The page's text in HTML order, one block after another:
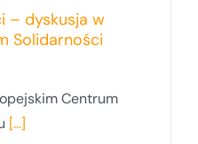
– dyskusja w
Solidarności
Centrum
[...]